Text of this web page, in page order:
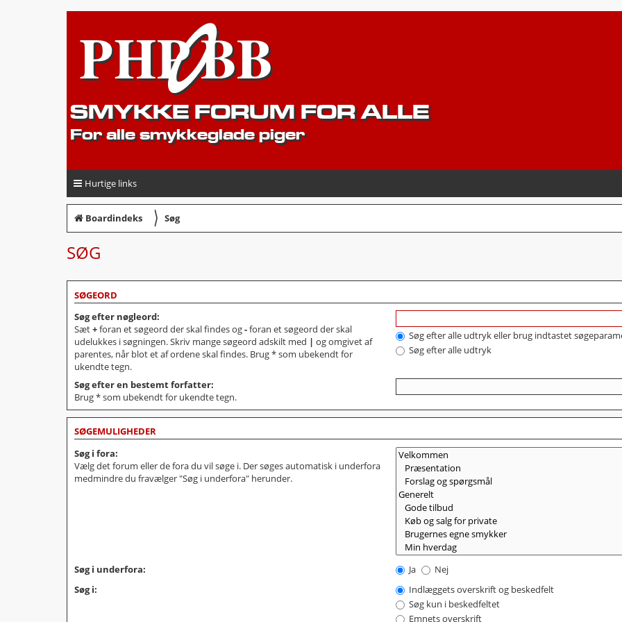
SMYKKE FORUM FOR ALLE
For alle smykkeglade piger
Hurtige links
Boardindeks 〉 Søg
SØG
SØGEORD
Søg efter nøgleord:
Sæt+foran et søgeord der skal findes og-foran et søgeord der skal
udelukkes i søgningen. Skriv mange søgeord adskilt med | og omgivet af
parentes, når blot et af ordene skal findes. Brug * som ubekendt for
ukendte tegn.
Søg efter alle udtryk eller brug indtastet
Søg efter alle udtryk
Søg efter en bestemt forfatter:
Brug * som ubekendt for ukendte tegn.
SØGEMULIGHEDER
Søg i fora:
Vælg det forum eller de fora du vil søge i. Der søges automatisk i underfora
medmindre du fravælger "Søg i underfora" herunder.
Søg i underfora: Ja
Nej
Søg i:
Indlæggets overskrift og beskedfelt
Søg kun i beskedfeltet
Emnets overskrift